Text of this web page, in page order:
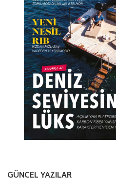
GÜNCEL YAZILAR